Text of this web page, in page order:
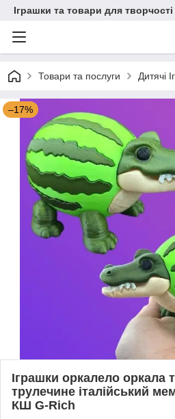
Іграшки та товари для творчості
Товари та послуги Дитячі
–17%
Іграшки оркалело оркала
трулечине італійський
КШ G-Rich